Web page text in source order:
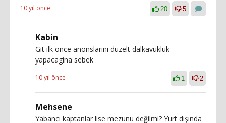
10 yıl önce 20 5
Kabin
Git ilk once anonslarini duzelt dalkavukluk
yapacagina sebek
10 yıl önce 1 2
Mehsene
Yabancı kaptanlar lise mezunu değilmi? Yurt dışında